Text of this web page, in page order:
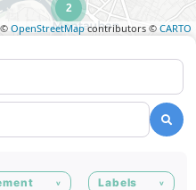
2
OpenStreetMapcontributors © CARTO
Labels